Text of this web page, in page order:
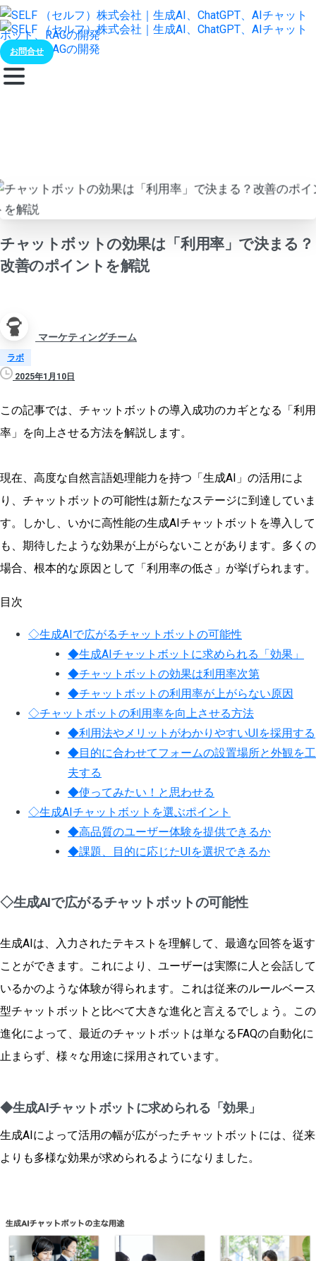
お問合せ
チャットボットの効果は「利用率」で決まる？
改善のポイントを解説
マーケティングチーム
ラボ
2025年1月10日
この記事では、チャットボットの導入成功のカギとなる「利用
率」を向上させる方法を解説します。
現在、高度な自然言語処理能力を持つ「生成AI」の活用によ
り、チャットボットの可能性は新たなステージに到達していま
す。しかし、いかに高性能の生成AIチャットボットを導入して
も、期待したような効果が上がらないことがあります。多くの
場合、根本的な原因として「利用率の低さ」が挙げられます。
目次
◇生成AIで広がるチャットボットの可能性
◆生成AIチャットボットに求められる「効果」
◆チャットボットの効果は利用率次第
◆チャットボットの利用率が上がらない原因
◇チャットボットの利用率を向上させる方法
◆利用法やメリットがわかりやすいUIを採用する
◆目的に合わせてフォームの設置場所と外観を工
夫する
◆使ってみたい！と思わせる
◇生成AIチャットボットを選ぶポイント
◆高品質のユーザー体験を提供できるか
◆課題、目的に応じたUIを選択できるか
◇生成AIで広がるチャットボットの可能性
生成AIは、入力されたテキストを理解して、最適な回答を返す
ことができます。これにより、ユーザーは実際に人と会話して
いるかのような体験が得られます。これは従来のルールベース
型チャットボットと比べて大きな進化と言えるでしょう。この
進化によって、最近のチャットボットは単なるFAQの自動化に
止まらず、様々な用途に採用されています。
◆生成AIチャットボットに求められる「効果」
生成AIによって活用の幅が広がったチャットボットには、従来
よりも多様な効果が求められるようになりました。